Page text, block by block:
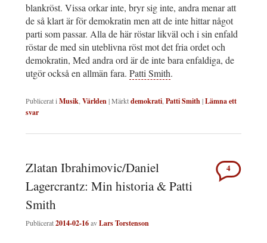
blankröst. Vissa orkar inte, bryr sig inte, andra menar att
de så klart är för demokratin men att de inte hittar något
parti som passar. Alla de här röstar likväl och i sin enfald
röstar de med sin uteblivna röst mot det fria ordet och
demokratin, Med andra ord är de inte bara enfaldiga, de
utgör också en allmän fara. Patti Smith.
Publicerat i Musik Världen|Märktdemokrati Patti Smith|Lämna ett
svar
Zlatan Ibrahimovic/Daniel
Lagercrantz: Min historia & Patti
Smith
Publicerat2014-02-16avLars Torstenson
4